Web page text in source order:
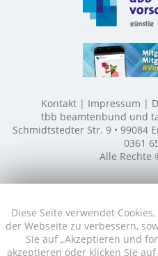
Diese Seite verwendet
der Webseite zu verbessern,
Sie auf „Akzeptieren und
akzeptieren oder klicken Sie
Kontakt Impressum
tbb beamtenbund und
Schmidtstedter Str. 9 • 99084
0361
Alle Rechte